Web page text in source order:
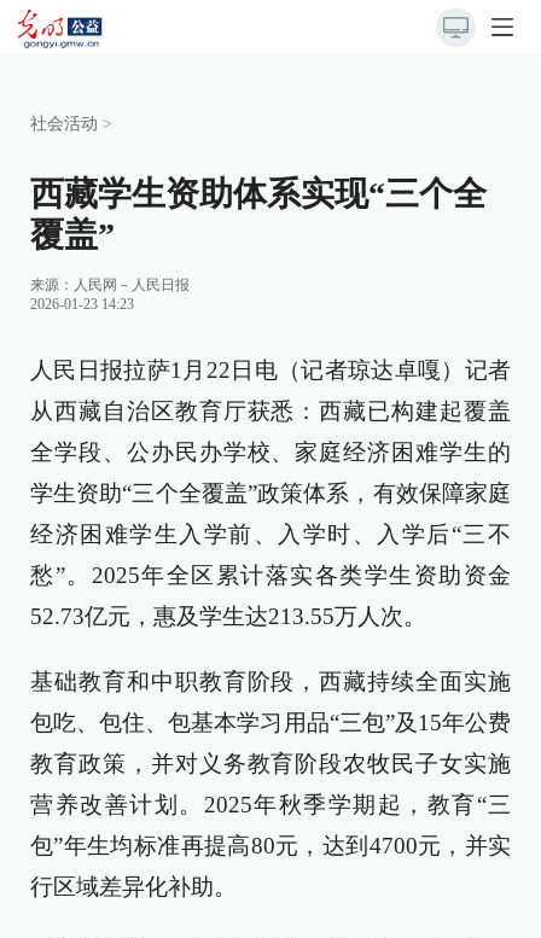
社会活动 >
西藏学生资助体系实现“三个全
覆盖”
来源： 人民网－人民日报
2026-01-23 14:23
人民日报拉萨1月22日电（记者琼达卓嘎）记者
从西藏自治区教育厅获悉：西藏已构建起覆盖
全学段、公办民办学校、家庭经济困难学生的
学生资助“三个全覆盖”政策体系，有效保障家庭
经济困难学生入学前、入学时、入学后“三不
愁”。2025年全区累计落实各类学生资助资金
52.73亿元，惠及学生达213.55万人次。
基础教育和中职教育阶段，西藏持续全面实施
包吃、包住、包基本学习用品“三包”及15年公费
教育政策，并对义务教育阶段农牧民子女实施
营养改善计划。2025年秋季学期起，教育“三
包”年生均标准再提高80元，达到4700元，并实
行区域差异化补助。